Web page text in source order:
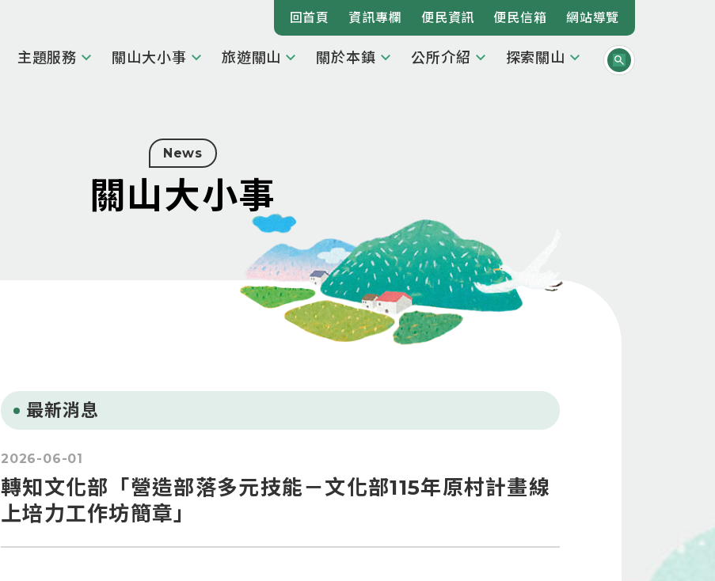
回首頁 資訊專欄 便民資訊 便民信箱 網站導覽
主題服務 關山大小事 旅遊關山 關於本鎮 公所介紹 探索關山
News
關山大小事
最新消息
2026-06-01
轉知文化部「營造部落多元技能－文化部115年原村計畫線
上培力工作坊簡章」